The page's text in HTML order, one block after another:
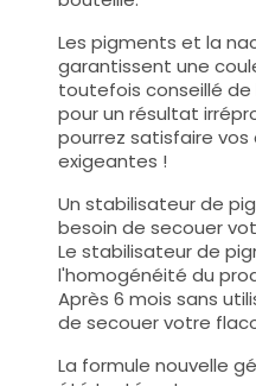
Les pigments et la
garantissent une
toutefois conseillé de
pour un résultat
pourrez satisfaire vos
exigeantes !
Un stabilisateur de
besoin de secouer
Le stabilisateur de
l'homogénéité du
Après 6 mois sans
de secouer votre
La formule nouvelle